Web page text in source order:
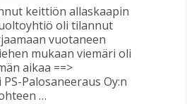
keittiön allaskaapin
oli tilannut
vuotaneen
mukaan viemäri oli
aikaa ==>
Palosaneeraus Oy:n
…